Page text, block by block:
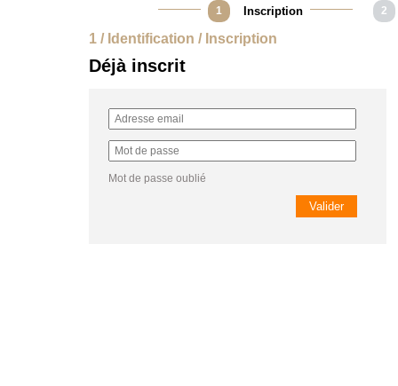
1 Inscription 2
1 / Identification / Inscription
Déjà inscrit
Mot de passe oublié